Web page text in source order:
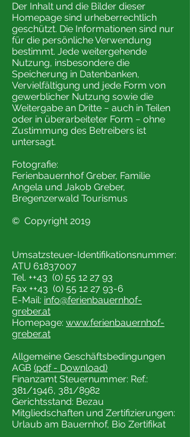
Der Inhalt und die Bilder dieser
Homepage sind urheberrechtlich
geschützt. Die Informationen sind nur
für die persönliche Verwendung
bestimmt. Jede weitergehende
Nutzung, insbesondere die
Speicherung in Datenbanken,
Vervielfältigung und jede Form von
gewerblicher Nutzung sowie die
Weitergabe an Dritte − auch in Teilen
oder in überarbeiteter Form − ohne
Zustimmung des Betreibers ist
untersagt.
Fotografie:
Ferienbauernhof Greber, Familie
Angela und Jakob Greber,
Bregenzerwald Tourismus
© Copyright 2019
Umsatzsteuer-Identifikationsnummer:
ATU 61837007
Tel. ++43 (0) 55 12 27 93
Fax ++43 (0) 55 12 27 93-6
E-Mail: info@ferienbauernhof-
greber.at
Homepage: www.ferienbauernhof-
greber.at
Allgemeine Geschäftsbedingungen
AGB (pdf - Download)
Finanzamt Steuernummer: Ref.:
381/1946, 381/8982
Gerichtsstand: Bezau
Mitgliedschaften und Zertifizierungen:
Urlaub am Bauernhof, Bio Zertifikat